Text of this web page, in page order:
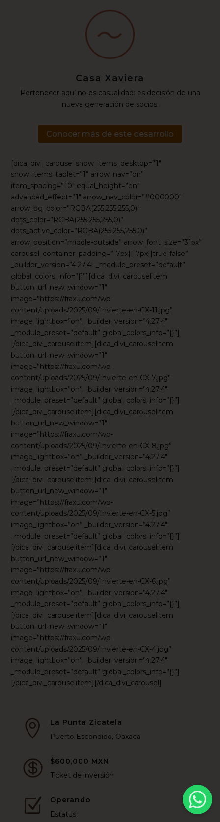
Casa Xaviera
Pertenecer aquí no es casualidad: es decisión de una
nueva generación de socios.
Conocer más de este desarrollo
[dica_divi_carousel show_items_desktop=”1″
show_items_tablet=”1″ arrow_nav=”on”
item_spacing=”10″ equal_height=”on”
advanced_effect=”1″ arrow_nav_color=”#000000″
arrow_bg_color=”RGBA(255,255,255,0)”
dots_color=”RGBA(255,255,255,0)”
dots_active_color=”RGBA(255,255,255,0)”
arrow_position=”middle-outside” arrow_font_size=”31px”
carousel_container_padding=”-7px||-7px||true|false”
_builder_version=”4.27.4″ _module_preset=”default”
global_colors_info=”{}”][dica_divi_carouselitem
button_url_new_window=”1″
image=”https://fraxu.com/wp-
content/uploads/2025/09/Invierte-en-CX-11.jpg”
image_lightbox=”on” _builder_version=”4.27.4″
_module_preset=”default” global_colors_info=”{}”]
[/dica_divi_carouselitem][dica_divi_carouselitem
button_url_new_window=”1″
image=”https://fraxu.com/wp-
content/uploads/2025/09/Invierte-en-CX-7.jpg”
image_lightbox=”on” _builder_version=”4.27.4″
_module_preset=”default” global_colors_info=”{}”]
[/dica_divi_carouselitem][dica_divi_carouselitem
button_url_new_window=”1″
image=”https://fraxu.com/wp-
content/uploads/2025/09/Invierte-en-CX-8.jpg”
image_lightbox=”on” _builder_version=”4.27.4″
_module_preset=”default” global_colors_info=”{}”]
[/dica_divi_carouselitem][dica_divi_carouselitem
button_url_new_window=”1″
image=”https://fraxu.com/wp-
content/uploads/2025/09/Invierte-en-CX-5.jpg”
image_lightbox=”on” _builder_version=”4.27.4″
_module_preset=”default” global_colors_info=”{}”]
[/dica_divi_carouselitem][dica_divi_carouselitem
button_url_new_window=”1″
image=”https://fraxu.com/wp-
content/uploads/2025/09/Invierte-en-CX-6.jpg”
image_lightbox=”on” _builder_version=”4.27.4″
_module_preset=”default” global_colors_info=”{}”]
[/dica_divi_carouselitem][dica_divi_carouselitem
button_url_new_window=”1″
image=”https://fraxu.com/wp-
content/uploads/2025/09/Invierte-en-CX-4.jpg”
image_lightbox=”on” _builder_version=”4.27.4″
_module_preset=”default” global_colors_info=”{}”]
[/dica_divi_carouselitem][/dica_divi_carousel]

La Punta Zicatela
Puerto Escondido, Oaxaca

$600,000 MXN
Ticket de inversión
Z
Operando
Estatus: